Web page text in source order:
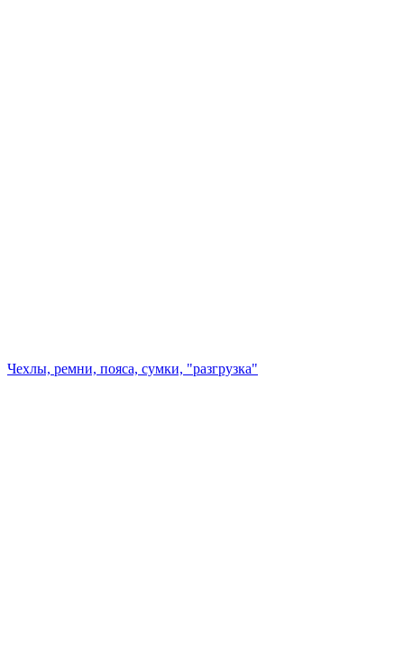
Чехлы, ремни, пояса, сумки, "разгрузка"